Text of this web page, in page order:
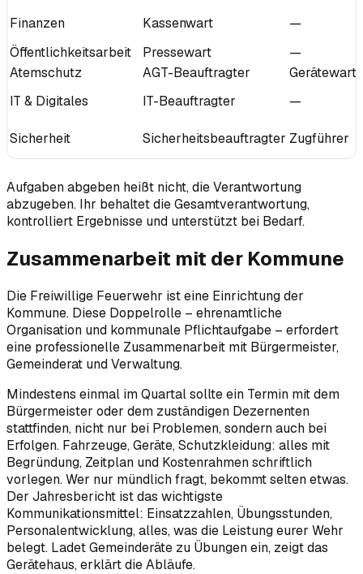
Finanzen Kassenwart
—
Öffentlichkeitsarbeit
Pressewart
—
Atemschutz
AGT-Beauftragter
Gerätewart
IT & Digitales
IT-Beauftragter —
Sicherheit Sicherheitsbeauftragter Zugführer
Aufgaben abgeben heißt nicht, die Verantwortung
abzugeben. Ihr behaltet die Gesamtverantwortung,
kontrolliert Ergebnisse und unterstützt bei Bedarf.
Zusammenarbeit mit der Kommune
Die Freiwillige Feuerwehr ist eine Einrichtung der
Kommune. Diese Doppelrolle – ehrenamtliche
Organisation und kommunale Pflichtaufgabe – erfordert
eine professionelle Zusammenarbeit mit Bürgermeister,
Gemeinderat und Verwaltung.
Mindestens einmal im Quartal sollte ein Termin mit dem
Bürgermeister oder dem zuständigen Dezernenten
stattfinden, nicht nur bei Problemen, sondern auch bei
Erfolgen. Fahrzeuge, Geräte, Schutzkleidung: alles mit
Begründung, Zeitplan und Kostenrahmen schriftlich
vorlegen. Wer nur mündlich fragt, bekommt selten etwas.
Der Jahresbericht ist das wichtigste
Kommunikationsmittel: Einsatzzahlen, Übungsstunden,
Personalentwicklung, alles, was die Leistung eurer Wehr
belegt. Ladet Gemeinderäte zu Übungen ein, zeigt das
Gerätehaus, erklärt die Abläufe.